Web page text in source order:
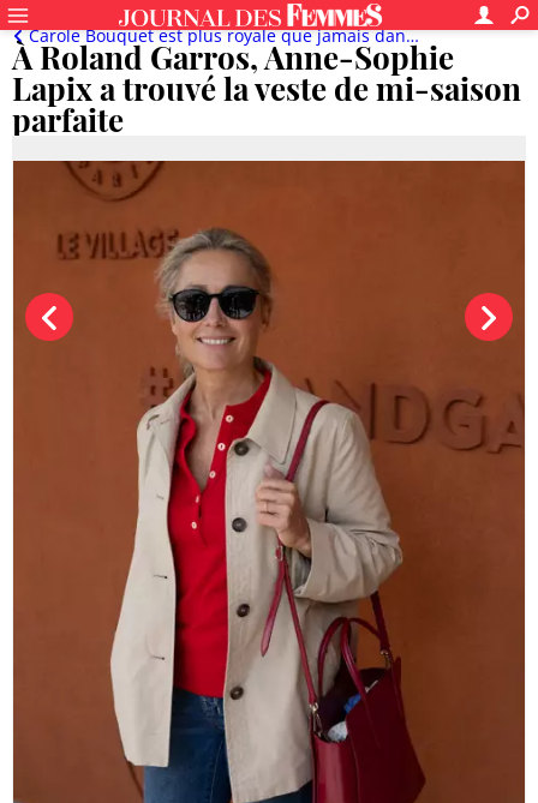
À Roland Garros, Anne-Sophie
Lapix a trouvé la veste de mi-saison
parfaite
Carole Bouquet est plus royale que jamais dans sa robe de princesse, Charlene de Monaco s'affiche telle une déesse grecque...